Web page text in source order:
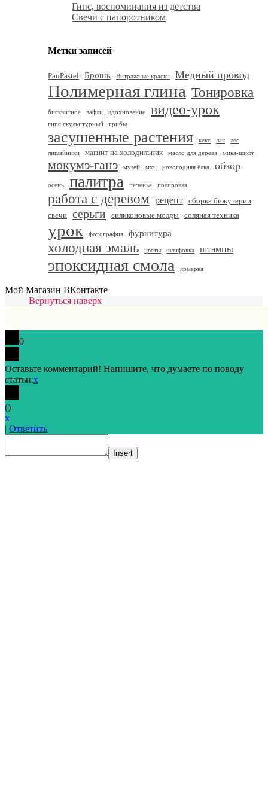
Гипс, воспоминания из детства
Свечи с папоротником
Метки записей
PanPastel Брошь Витражные краски Медный провод
Полимерная глина Тонировка
бисквитное вафли вдохновение видео-урок
гипс скульптурный грибы
засушенные растения кекс лак
лес
лишайники
магнит на холодильник масло для дерева мика-шифт
мокумэ-ганэ музей мхи новогодняя ёлка обзор
осень палитра печенье полировка
работа с деревом рецепт сборка бижутерии
свечи серьги силиконовые молды соляная техника
урок фотография фурнитура
холодная эмаль цветы шлифовка штампы
эпоксидная смола ярмарка
Мой Магазин ВКонтакте
Вернуться наверх
0
Оставьте комментарий! Напишите, что думаете по поводу
статьи.x
()
x
| Ответить
Insert